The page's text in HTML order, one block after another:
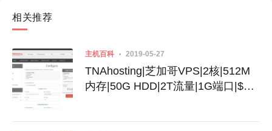
相关推荐
主机百科 2019-05-27
TNAhosting|芝加哥VPS|2核|512M
内存|50G HDD|2T流量|1G端口|$15|